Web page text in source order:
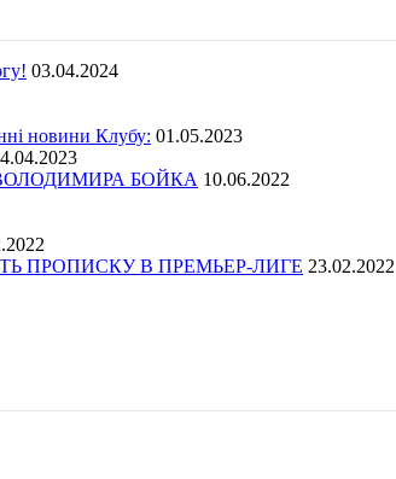
03.04.2024
новини Клубу: 01.05.2023
БОЙКА 10.06.2022
ПРОПИСКУ В ПРЕМЬЕР-ЛИГЕ 23.02.2022